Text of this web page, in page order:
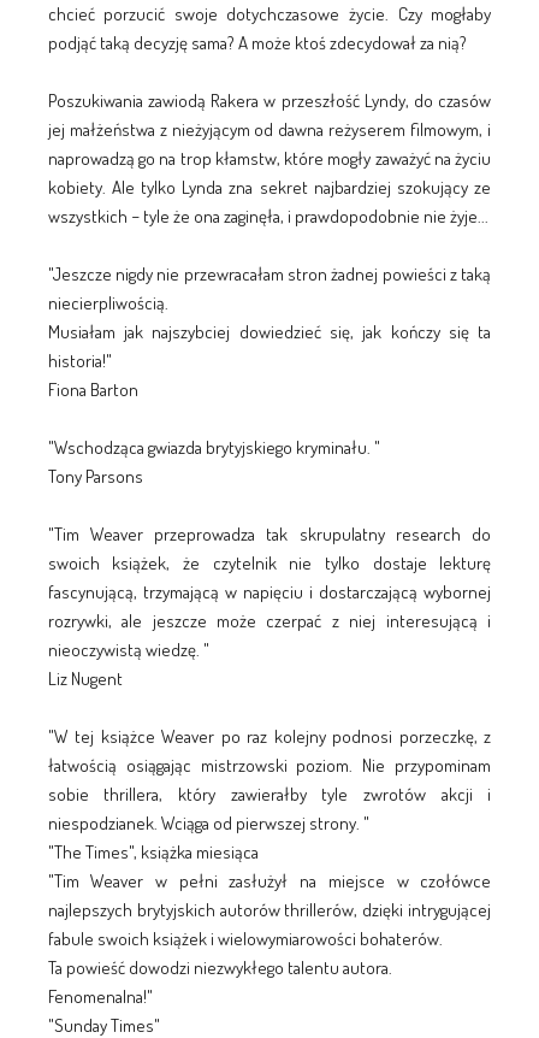
chcieć porzucić swoje dotychczasowe życie. Czy mogłaby
podjąć taką decyzję sama? A może ktoś zdecydował za nią?
Poszukiwania zawiodą Rakera w przeszłość Lyndy, do czasów
jej małżeństwa z nieżyjącym od dawna reżyserem filmowym, i
naprowadzą go na trop kłamstw, które mogły zaważyć na życiu
kobiety. Ale tylko Lynda zna sekret najbardziej szokujący ze
wszystkich − tyle że ona zaginęła, i prawdopodobnie nie żyje...
"Jeszcze nigdy nie przewracałam stron żadnej powieści z taką
niecierpliwością.
Musiałam jak najszybciej dowiedzieć się, jak kończy się ta
historia!"
Fiona Barton
"Wschodząca gwiazda brytyjskiego kryminału. "
Tony Parsons
"Tim Weaver przeprowadza tak skrupulatny research do
swoich książek, że czytelnik nie tylko dostaje lekturę
fascynującą, trzymającą w napięciu i dostarczającą wybornej
rozrywki, ale jeszcze może czerpać z niej interesującą i
nieoczywistą wiedzę. "
Liz Nugent
"W tej książce Weaver po raz kolejny podnosi porzeczkę, z
łatwością osiągając mistrzowski poziom. Nie przypominam
sobie thrillera, który zawierałby tyle zwrotów akcji i
niespodzianek. Wciąga od pierwszej strony. "
"The Times", książka miesiąca
"Tim Weaver w pełni zasłużył na miejsce w czołówce
najlepszych brytyjskich autorów thrillerów, dzięki intrygującej
fabule swoich książek i wielowymiarowości bohaterów.
Ta powieść dowodzi niezwykłego talentu autora.
Fenomenalna!"
"Sunday Times"